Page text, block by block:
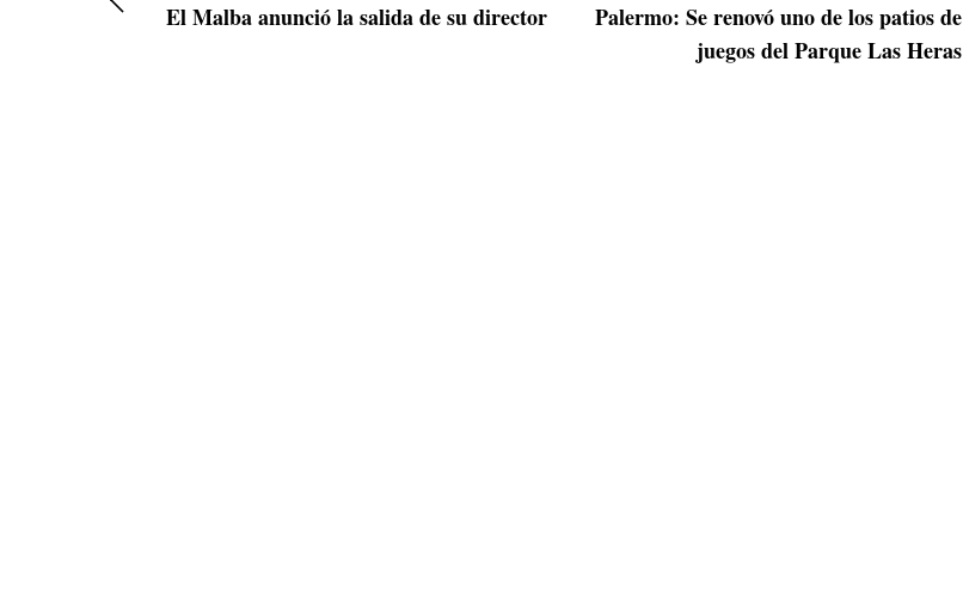
El Malba anunció la salida de su director
Palermo: Se renovó uno de los patios de
juegos del Parque Las Heras